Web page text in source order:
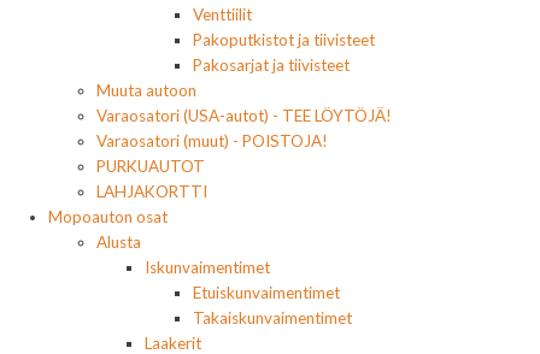
Venttiilit
Pakoputkistot ja tiivisteet
Pakosarjat ja tiivisteet
Muuta autoon
Varaosatori (USA-autot) - TEE LÖYTÖJÄ!
Varaosatori (muut) - POISTOJA!
PURKUAUTOT
LAHJAKORTTI
Mopoauton osat
Alusta
Iskunvaimentimet
Etuiskunvaimentimet
Takaiskunvaimentimet
Laakerit